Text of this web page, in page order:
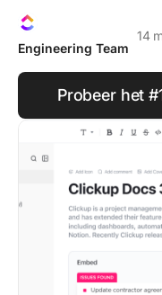
Engineering Team
14
Probeer het